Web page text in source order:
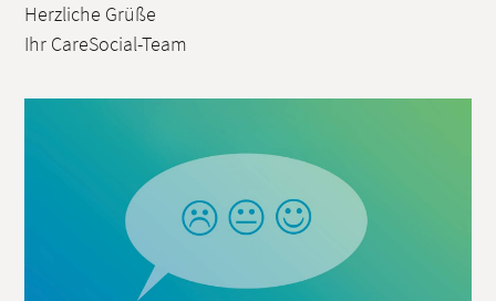
Herzliche Grüße
Ihr CareSocial-Team